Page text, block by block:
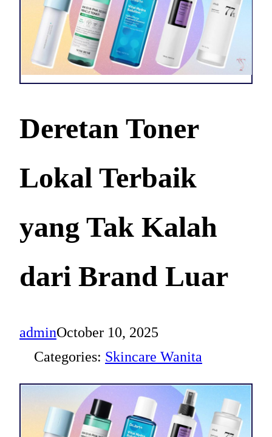
Deretan Toner
Lokal Terbaik
yang Tak Kalah
dari Brand Luar
adminOctober 10, 2025
Categories: Skincare Wanita